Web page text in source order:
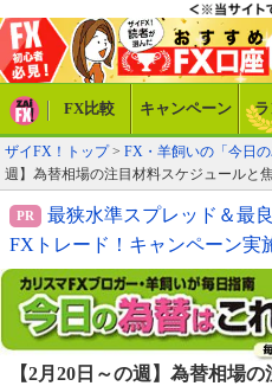
FX比較 キャンペーン
ザイFX！トップ> FX・羊飼いの「今日の
週】為替相場の注目材料スケジュールと
最狭水準スプレッド＆最
FXトレード！キャンペーン実
【2月20日～の週】為替相場